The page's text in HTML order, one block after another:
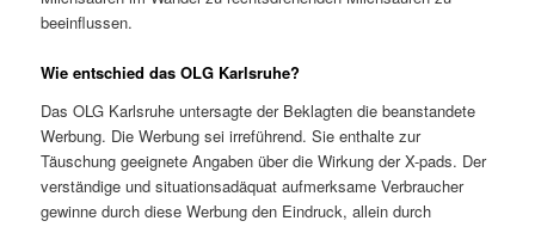
beeinflussen.
Wie entschied das OLG Karlsruhe?
Das OLG Karlsruhe untersagte der Beklagten die beanstandete
Werbung. Die Werbung sei irreführend. Sie enthalte zur
Täuschung geeignete Angaben über die Wirkung der X-pads. Der
verständige und situationsadäquat aufmerksame Verbraucher
gewinne durch diese Werbung den Eindruck, allein durch